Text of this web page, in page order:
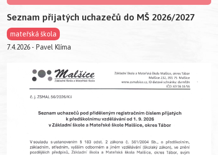
Seznam přijatých uchazečů do MŠ 2026/2027
mateřská škola
7.4.2026 - Pavel Klíma